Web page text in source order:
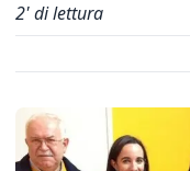
2' di lettura